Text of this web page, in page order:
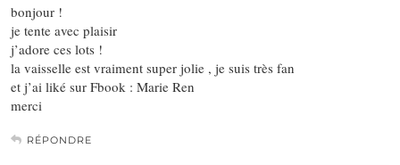
bonjour !
je tente avec plaisir
j’adore ces lots !
la vaisselle est vraiment super jolie , je suis très fan
et j’ai liké sur Fbook : Marie Ren
merci
RÉPONDRE